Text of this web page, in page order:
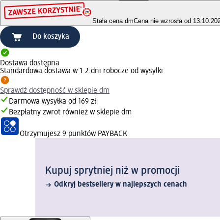
Stała cena dmCena nie wzrosła od
Do koszyka
Dostawa dostępna
Standardowa dostawa w 1-2 dni robocze od wysyłki
Sprawdź dostępność w sklepie dm
Darmowa wysyłka od 169 zł
Bezpłatny zwrot również w sklepie dm
Otrzymujesz 9 punktów PAYBACK
Kupuj sprytniej niż w promocji
Odkryj bestsellery w najlepszych cenach